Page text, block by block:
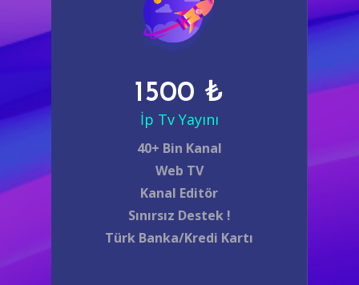
1500 ₺
İp Tv Yayını
40+ Bin Kanal
Web TV
Kanal Editör
Sınırsız Destek !
Türk Banka/Kredi Kartı